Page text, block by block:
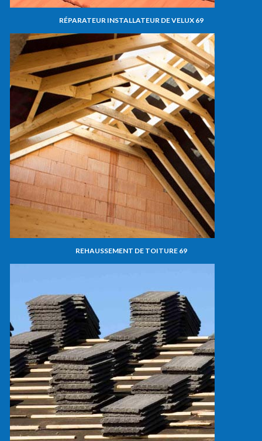
RÉPARATEUR INSTALLATEUR DE VELUX 69
REHAUSSEMENT DE TOITURE 69